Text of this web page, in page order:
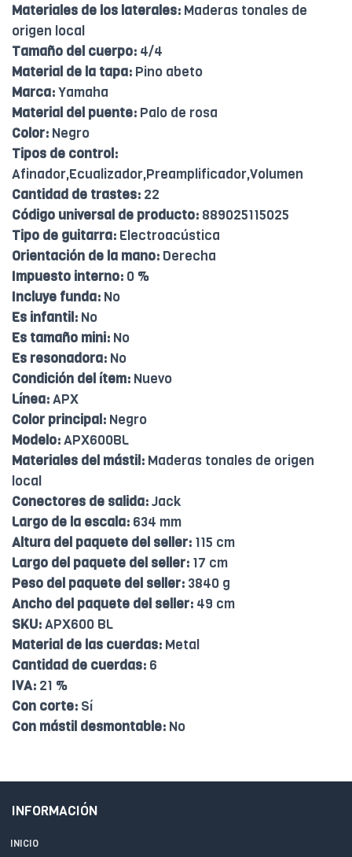
Materiales de los laterales: Maderas tonales de
origen local
Tamaño del cuerpo: 4/4
Material de la tapa: Pino abeto
Marca:Yamaha
Material del puente: Palo de rosa
Color: Negro
Tipos de control:
Afinador,Ecualizador,Preamplificador,Volumen
Cantidad de trastes: 22
Código universal de producto: 889025115025
Tipo de guitarra: Electroacústica
Orientación de la mano: Derecha
Impuesto interno: 0 %
Incluye funda: No
Es infantil: No
Es tamaño mini: No
Es resonadora: No
Condición del ítem: Nuevo
Línea:APX
Color principal: Negro
Modelo:APX600BL
Materiales del mástil: Maderas tonales de origen
local
Conectores de salida:Jack
Largo de la escala: 634 mm
Altura del paquete del seller: 115 cm
Largo del paquete del seller: 17 cm
Peso del paquete del seller: 3840 g
Ancho del paquete del seller: 49 cm
SKU:APX600 BL
Material de las cuerdas: Metal
Cantidad de cuerdas: 6
IVA: 21 %
Con corte: Sí
Con mástil desmontable: No
INFORMACIÓN
INICIO